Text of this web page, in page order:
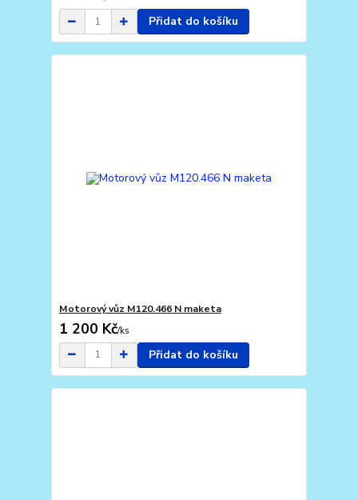
Přidat do košíku
Motorový vůz M120.466 N maketa
1 200 Kč/ks
Přidat do košíku